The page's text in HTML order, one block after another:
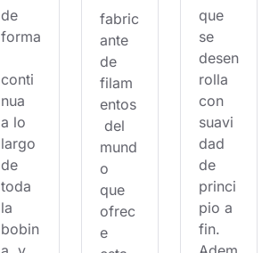
de
forma
conti
nua
a lo
largo
de
toda
la
bobin
fabric
ante
de
filam
entos
del
mund
o
que
ofrec
e
que
se
desen
rolla
con
suavi
dad
de
princi
pio a
fin.